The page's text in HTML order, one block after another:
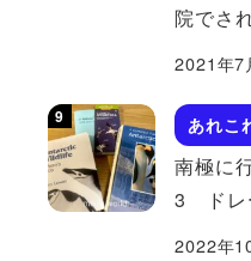
院でさ
2021年7
あれこ
南極に
3 ドレ
2022年